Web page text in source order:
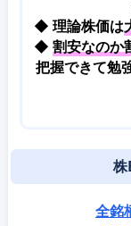
◆ 理論株価は
◆ 割安なのか
把握できて勉
株
全銘